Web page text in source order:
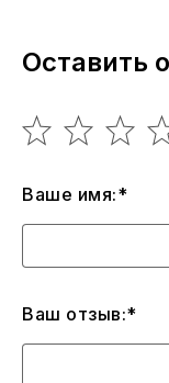
Оставить
Ваше имя:*
Ваш отзыв:*